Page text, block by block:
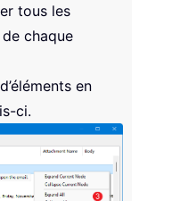
tous les
chaque
en
ci.